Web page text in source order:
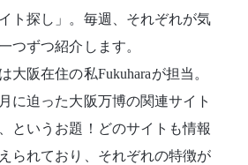
ト探し」。毎週、それぞれが気
つずつ紹介します。
大阪在住の私Fukuharaが担当。
に迫った大阪万博の関連サイト
というお題！どのサイトも情報
られており、それぞれの特徴が